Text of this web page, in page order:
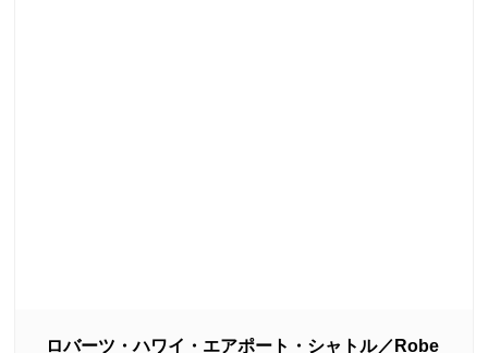
ロバーツ・ハワイ・エアポート・シャトル／Robe